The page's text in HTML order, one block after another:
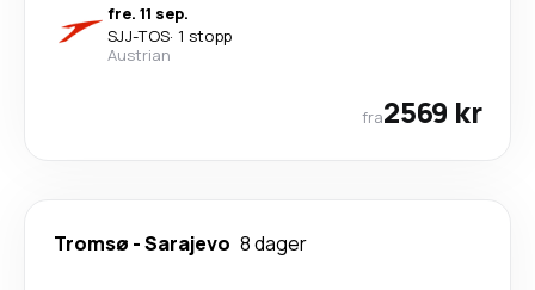
fre. 11 sep.
SJJ-TOS· 1 stopp
Austrian
fra2569 kr
Tromsø -Sarajevo 8 dager